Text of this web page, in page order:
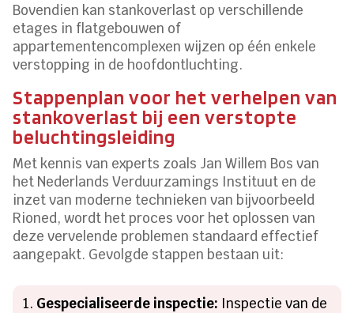
Bovendien kan stankoverlast op verschillende
etages in flatgebouwen of
appartementencomplexen wijzen op één enkele
verstopping in de hoofdontluchting.
Stappenplan voor het verhelpen van
stankoverlast bij een verstopte
beluchtingsleiding
Met kennis van experts zoals Jan Willem Bos van
het Nederlands Verduurzamings Instituut en de
inzet van moderne technieken van bijvoorbeeld
Rioned, wordt het proces voor het oplossen van
deze vervelende problemen standaard effectief
aangepakt. Gevolgde stappen bestaan uit:
Gespecialiseerde inspectie: Inspectie van de